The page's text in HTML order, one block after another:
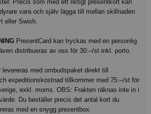
Precis som med ett riktigt presentkort kan
vara och själv lägga till mellan skillnaden
eller Swish.
PresentCard kan tryckas med en personlig
distribueras av oss för 30:–/st inkl. porto.
levereras med ombudspaket direkt till
expeditionskostnad tillkommer med 75:–/st för
exkl. moms. OBS: Frakten räknas inte in i
Du beställer precis det antal kort du
med en snygg presentbox.